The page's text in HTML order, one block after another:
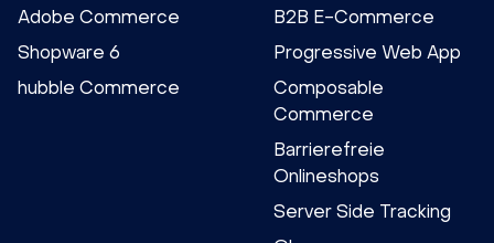
Adobe Commerce
Shopware 6
hubble Commerce
B2B E-Commerce
Progressive Web App
Composable
Commerce
Barrierefreie
Onlineshops
Server Side Tracking